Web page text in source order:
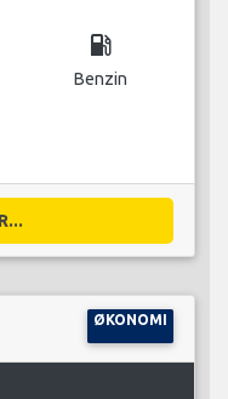
local_gas_station
Benzin
ØKONOMI